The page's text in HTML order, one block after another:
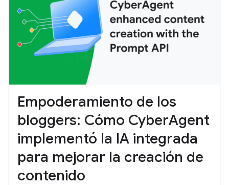
Empoderamiento de los
bloggers: Cómo CyberAgent
implementó la IA integrada
para mejorar la creación de
contenido